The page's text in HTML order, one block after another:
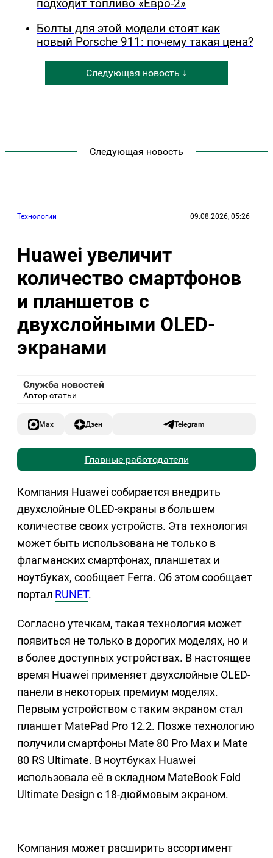
подходит топливо «Евро-2»
Болты для этой модели стоят как
новый Porsche 911: почему такая цена?
Следующая новость ↓
Следующая новость
Технологии 09.08.2026, 05:26
Huawei увеличит
количество смартфонов
и планшетов с
двухслойными OLED-
экранами
Служба новостей
Автор статьи
Max Дзен Telegram
Главные работодатели
Компания Huawei собирается внедрить
двухслойные OLED-экраны в большем
количестве своих устройств. Эта технология
может быть использована не только в
флагманских смартфонах, планшетах и
ноутбуках, сообщает Ferra. Об этом сообщает
портал RUNET.
Согласно утечкам, такая технология может
появиться не только в дорогих моделях, но и
в более доступных устройствах. В настоящее
время Huawei применяет двухслойные OLED-
панели в некоторых премиум моделях.
Первым устройством с таким экраном стал
планшет MatePad Pro 12.2. Позже технологию
получили смартфоны Mate 80 Pro Max и Mate
80 RS Ultimate. В ноутбуках Huawei
использовала её в складном MateBook Fold
Ultimate Design с 18-дюймовым экраном.
Компания может расширить ассортимент